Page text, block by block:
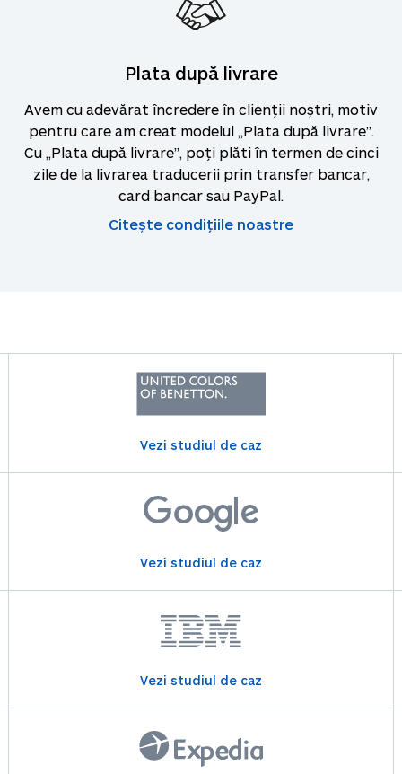
Plata după livrare
Avem cu adevărat încredere în clienții noștri, motiv
pentru care am creat modelul „Plata după livrare”.
Cu „Plata după livrare”, poți plăti în termen de cinci
zile de la livrarea traducerii prin transfer bancar,
card bancar sau PayPal.
Citește condițiile noastre
Vezi studiul de caz
Vezi studiul de caz
Vezi studiul de caz